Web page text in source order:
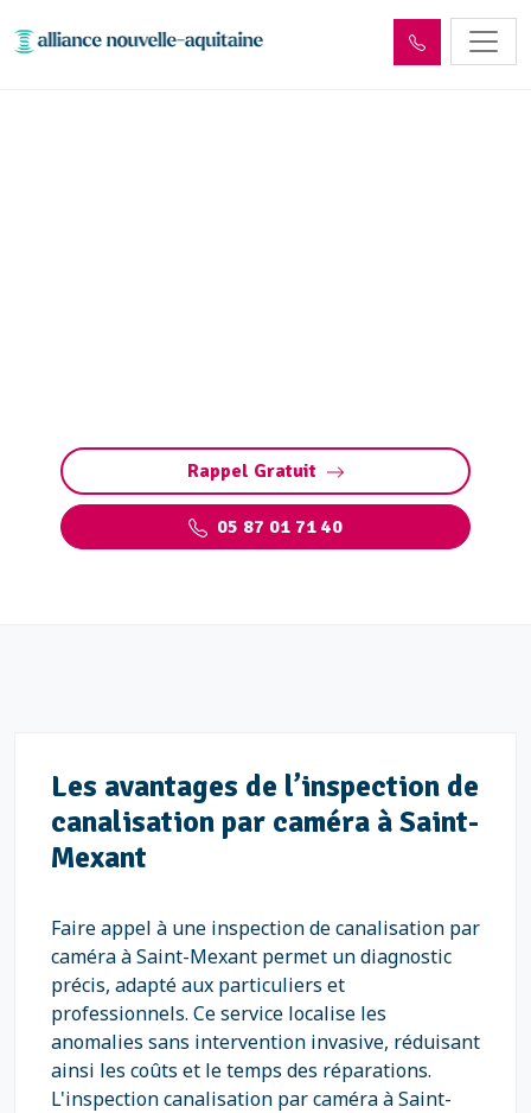
Rappel Gratuit
05 87 01 71 40
Les avantages de l’inspection de
canalisation par caméra à Saint-
Mexant
Faire appel à une inspection de canalisation par
caméra à Saint-Mexant permet un diagnostic
précis, adapté aux particuliers et
professionnels. Ce service localise les
anomalies sans intervention invasive, réduisant
ainsi les coûts et le temps des réparations.
L'inspection canalisation par caméra à Saint-